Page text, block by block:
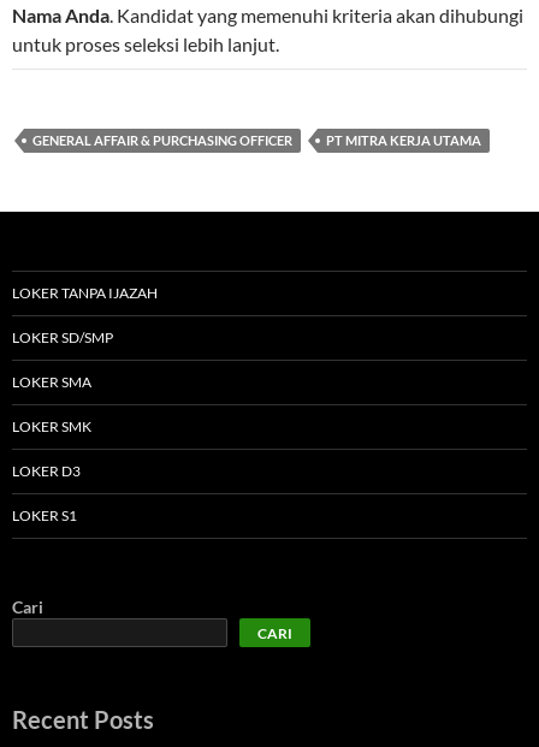
Nama Anda. Kandidat yang memenuhi kriteria akan dihubungi
untuk proses seleksi lebih lanjut.
GENERAL AFFAIR & PURCHASING OFFICER PT MITRA KERJA UTAMA
LOKER TANPA IJAZAH
LOKER SD/SMP
LOKER SMA
LOKER SMK
LOKER D3
LOKER S1
Cari
CARI
Recent Posts